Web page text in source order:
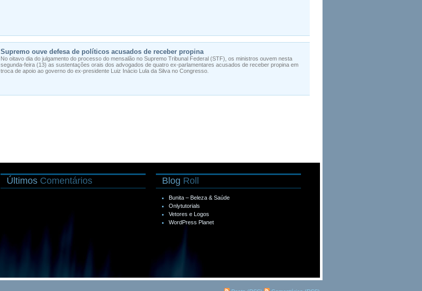
Supremo ouve defesa de políticos acusados de receber propina
No oitavo dia do julgamento do processo do mensalão no Supremo Tribunal Federal (STF), os ministros ouvem nesta
segunda-feira (13) as sustentações orais dos advogados de quatro ex-parlamentares acusados de receber propina em
troca de apoio ao governo do ex-presidente Luiz Inácio Lula da Silva no Congresso.
Últimos Comentários Blog Roll
Bunita – Beleza & Saúde
Onlytutorials
Vetores e Logos
WordPress Planet